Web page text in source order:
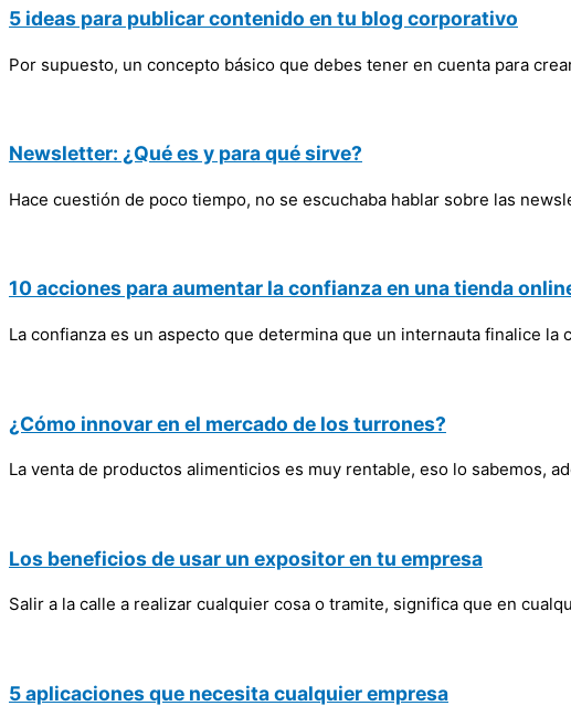
5 ideas para publicar contenido en tu blog corporativo
Por supuesto, un concepto básico que debes tener en cuenta para
Newsletter: ¿Qué es y para qué sirve?
Hace cuestión de poco tiempo, no se escuchaba hablar sobre las
10 acciones para aumentar la confianza en una tienda
La confianza es un aspecto que determina que un internauta finalice
¿Cómo innovar en el mercado de los turrones?
La venta de productos alimenticios es muy rentable, eso lo sabemos,
Los beneficios de usar un expositor en tu empresa
Salir a la calle a realizar cualquier cosa o tramite, significa que en
5 aplicaciones que necesita cualquier empresa